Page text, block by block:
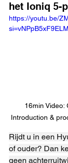
het Ioniq 5-
https://youtu.be/
16min Video:
Introduction &
Rijdt u in een
of ouder? Dan
geen